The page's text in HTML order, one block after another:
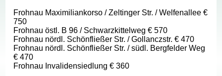
Frohnau Maximiliankorso / Zeltinger Str. / Welfenallee €
750
Frohnau östl. B 96 / Schwarzkittelweg € 570
Frohnau nördl. Schönfließer Str. / Gollanczstr. € 470
Frohnau nördl. Schönfließer Str. / südl. Bergfelder Weg
€ 470
Frohnau Invalidensiedlung € 360